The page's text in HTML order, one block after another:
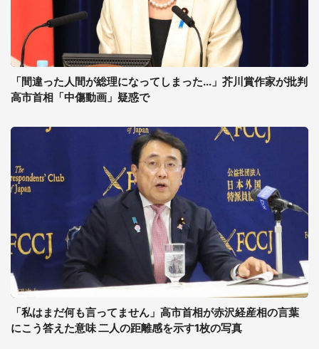
「間違った人間が総理になってしまった...」芥川賞作家が批判
高市首相「中傷動画」疑惑で
「私はまだ何も言ってません」高市首相が赤沢経産相の言葉
にこう答えた意味 二人の距離感を示す1枚の写真